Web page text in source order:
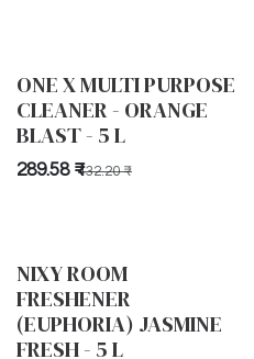
ONE X MULTI PURPOSE
CLEANER - ORANGE
BLAST - 5 L
289.58₹ 432.20₹
NIXY ROOM
FRESHENER
(EUPHORIA) JASMINE
FRESH - 5 L